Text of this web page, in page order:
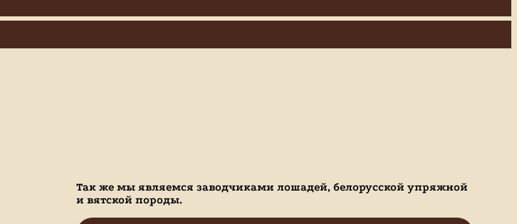
Так же мы являемся заводчиками лошадей, белорусской упряжной
и вятской породы.